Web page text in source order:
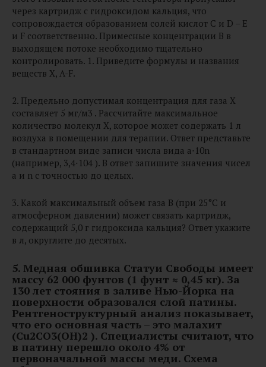
через картридж с гидроксидом кальция, что
сопровождается образованием солей кислот С и D – E
и F соответственно. Примесные концентрации B в
выходящем потоке необходимо тщательно
контролировать. 1. Приведите формулы и названия
веществ X, A-F.
2. Предельно допустимая концентрация для газа X
составляет 5 мг/м3 . Рассчитайте максимальное
количество молекул X, которое может содержать 1 л
воздуха в помещении для терапии. Ответ представьте
в стандартном виде записи числа вида a⋅10n
(например, 3,4⋅104 ). В ответ запишите значения чисел
a и n с точностью до целых.
3. Какой максимальный объем газа B (при 25°С и
атмосферном давлении) может связать картридж,
содержащий 5,0 г гидроксида кальция? Ответ укажите
в л, округлите до десятых.
5. Медная обшивка Статуи Свободы имеет
массу 62 000 фунтов (1 фунт ≈ 0,45 кг). За
130 лет стояния в заливе Нью-Йорка на
поверхности образовался слой патины.
Рентгеноструктурный анализ показывает,
что его основная часть – это малахит
(Cu2CO3(OH)2 ). Специалисты считают, что
в патину перешло около 4% от
первоначальной массы меди. Схема